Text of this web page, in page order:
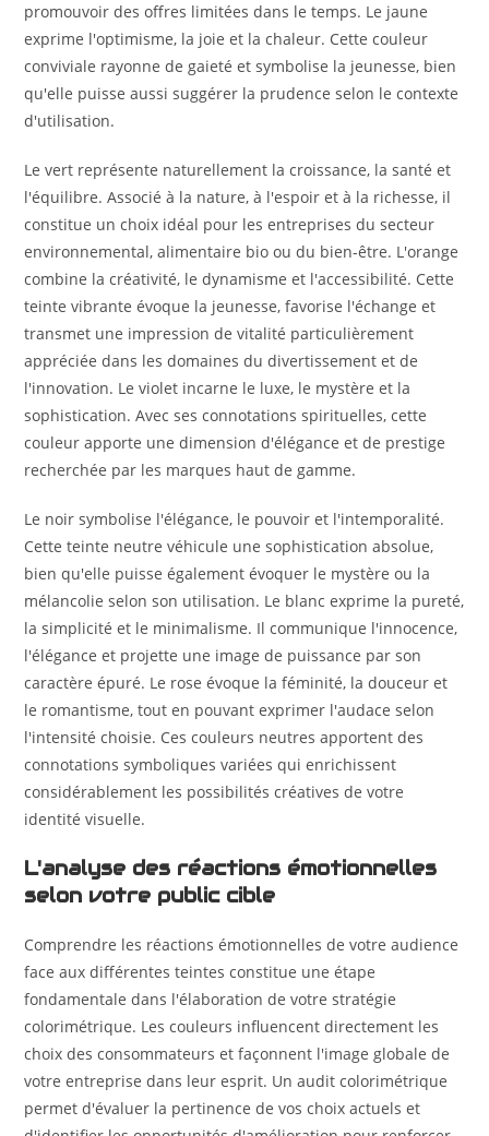
promouvoir des offres limitées dans le temps. Le jaune
exprime l'optimisme, la joie et la chaleur. Cette couleur
conviviale rayonne de gaieté et symbolise la jeunesse, bien
qu'elle puisse aussi suggérer la prudence selon le contexte
d'utilisation.
Le vert représente naturellement la croissance, la santé et
l'équilibre. Associé à la nature, à l'espoir et à la richesse, il
constitue un choix idéal pour les entreprises du secteur
environnemental, alimentaire bio ou du bien-être. L'orange
combine la créativité, le dynamisme et l'accessibilité. Cette
teinte vibrante évoque la jeunesse, favorise l'échange et
transmet une impression de vitalité particulièrement
appréciée dans les domaines du divertissement et de
l'innovation. Le violet incarne le luxe, le mystère et la
sophistication. Avec ses connotations spirituelles, cette
couleur apporte une dimension d'élégance et de prestige
recherchée par les marques haut de gamme.
Le noir symbolise l'élégance, le pouvoir et l'intemporalité.
Cette teinte neutre véhicule une sophistication absolue,
bien qu'elle puisse également évoquer le mystère ou la
mélancolie selon son utilisation. Le blanc exprime la pureté,
la simplicité et le minimalisme. Il communique l'innocence,
l'élégance et projette une image de puissance par son
caractère épuré. Le rose évoque la féminité, la douceur et
le romantisme, tout en pouvant exprimer l'audace selon
l'intensité choisie. Ces couleurs neutres apportent des
connotations symboliques variées qui enrichissent
considérablement les possibilités créatives de votre
identité visuelle.
L'analyse des réactions émotionnelles
selon votre public cible
Comprendre les réactions émotionnelles de votre audience
face aux différentes teintes constitue une étape
fondamentale dans l'élaboration de votre stratégie
colorimétrique. Les couleurs influencent directement les
choix des consommateurs et façonnent l'image globale de
votre entreprise dans leur esprit. Un audit colorimétrique
permet d'évaluer la pertinence de vos choix actuels et